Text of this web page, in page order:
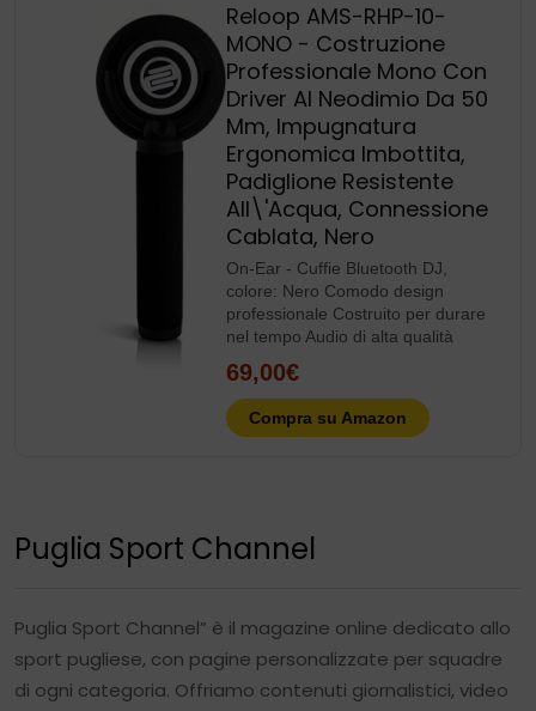
Reloop AMS-RHP-10-
MONO - Costruzione
Professionale Mono Con
Driver Al Neodimio Da 50
Mm, Impugnatura
Ergonomica Imbottita,
Padiglione Resistente
All\'Acqua, Connessione
Cablata, Nero
On-Ear - Cuffie Bluetooth DJ,
colore: Nero Comodo design
professionale Costruito per durare
nel tempo Audio di alta qualità
69,00€
Compra su Amazon
Puglia Sport Channel
Puglia Sport Channel” è il magazine online dedicato allo
sport pugliese, con pagine personalizzate per squadre
di ogni categoria. Offriamo contenuti giornalistici, video